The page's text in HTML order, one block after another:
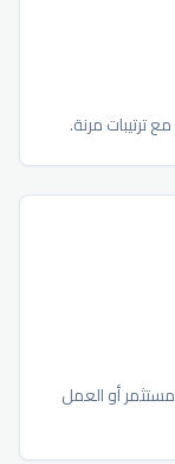
ترتيبات مرنة.
أو العمل